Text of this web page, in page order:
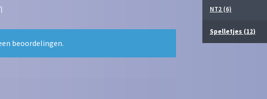
beoordelingen.
NT2 (6)
Spelletjes (12)